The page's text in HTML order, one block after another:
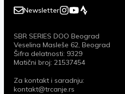
Newsletter
SBR SERIES DOO Beograd
Veselina Masleše 62, Beograd
Šifra delatnosti: 9329
Matični broj: 21537454
Za kontakt i saradnju:
kontakt@trcanje.rs